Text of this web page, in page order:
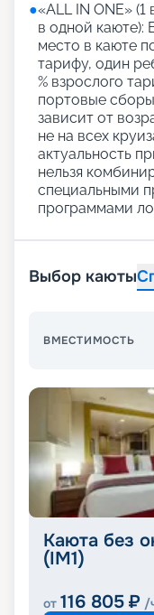
●«АLL IN ONE» (1
в одной каюте):
место в каюте
тарифу, один
% взрослого
портовые
зависит от
не на всех
актуальность
нельзя
специальными
программами
Выбор каюты
ВМЕСТИМОСТЬ
Каюта без
(IM1)
от 116 805 ₽ /